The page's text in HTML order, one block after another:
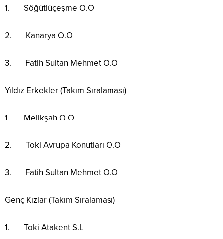
1. Söğütlüçeşme O.O
2. Kanarya O.O
3. Fatih Sultan Mehmet O.O
Yıldız Erkekler (Takım Sıralaması)
1. Melikşah O.O
2. Toki Avrupa Konutları O.O
3. Fatih Sultan Mehmet O.O
Genç Kızlar (Takım Sıralaması)
1. Toki Atakent S.L